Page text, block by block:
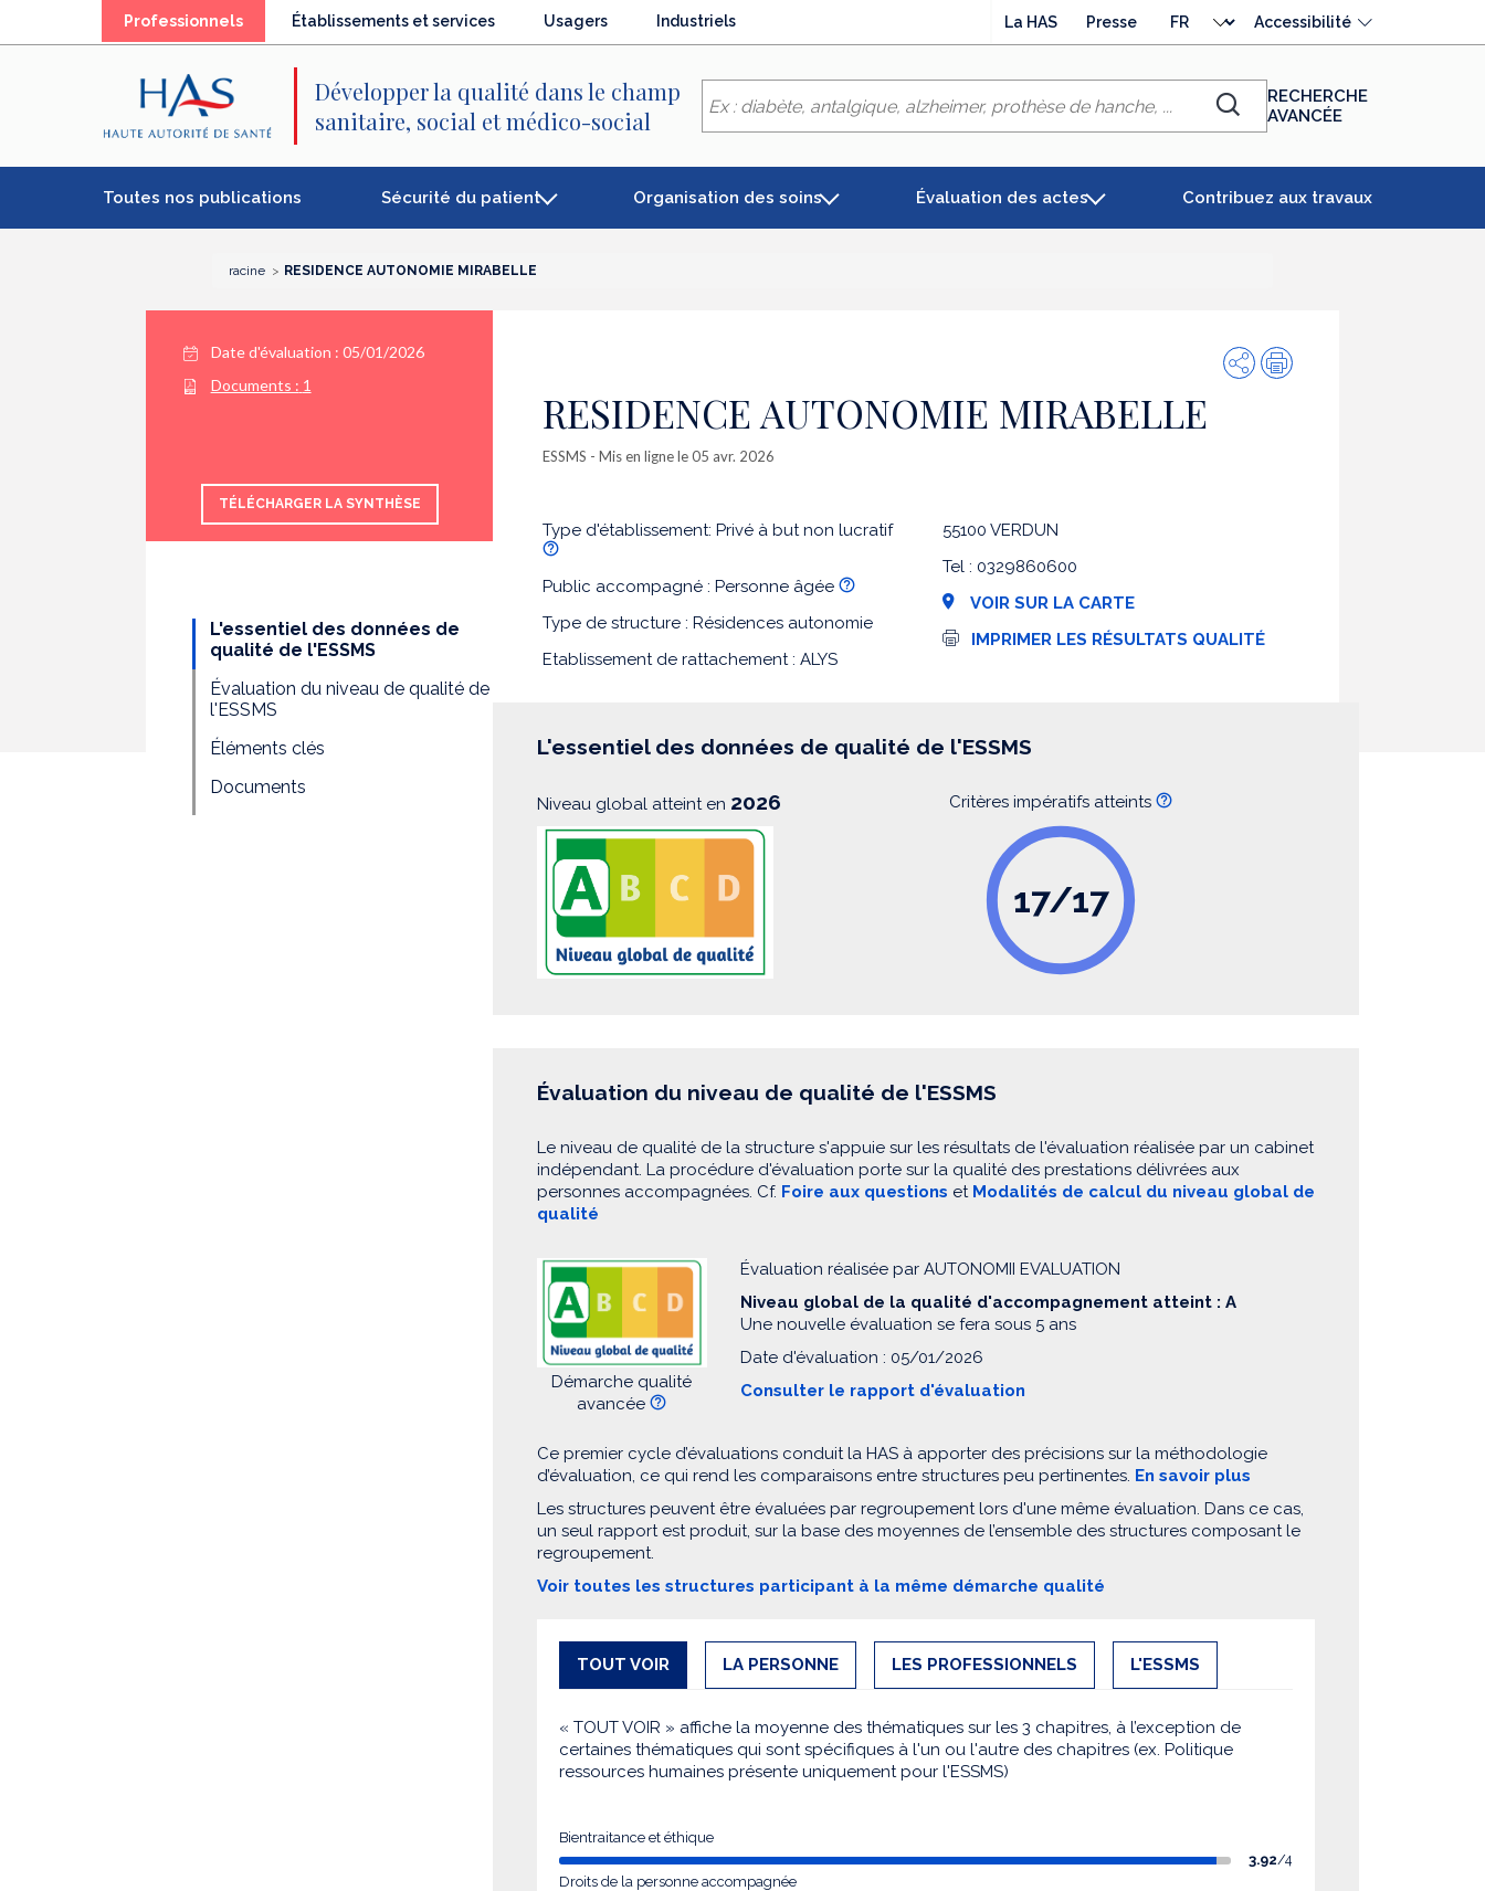
Professionnels Établissements et services Usagers Industriels La HAS Presse
langue
Accessibilité
Développer la qualité dans le champ
sanitaire, social et médico-social
Chercher
RECHERCHE
AVANCÉE
Toutes nos publications Sécurité du patient Organisation des soins Évaluation des actes Contribuez aux travaux
racine RESIDENCE AUTONOMIE MIRABELLE
Date d'évaluation : 05/01/2026
Documents : 1
TÉLÉCHARGER LA SYNTHÈSE
L'essentiel des données de
qualité de l'ESSMS
Évaluation du niveau de qualité de
l'ESSMS
Éléments clés
Documents
PartagerImpression
RESIDENCE AUTONOMIE MIRABELLE
ESSMS - Mis en ligne le 05 avr. 2026
Type d'établissement: Privé à but non lucratif
Public accompagné : Personne âgée
Type de structure : Résidences autonomie
Etablissement de rattachement : ALYS
55100 VERDUN
Tel : 0329860600
VOIR SUR LA CARTE
I
s
IMPRIMER LES RÉSULTATS QUALITÉ
L'essentiel des données de qualité de l'ESSMS
Niveau global atteint en 2026 Critères impératifs atteints
17/17
Évaluation du niveau de qualité de l'ESSMS
Le niveau de qualité de la structure s'appuie sur les résultats de l'évaluation réalisée par un cabinet
indépendant. La procédure d'évaluation porte sur la qualité des prestations délivrées aux
personnes accompagnées. Cf. Foire aux questions et Modalités de calcul du niveau global de
qualité
Démarche qualité
avancée
Évaluation réalisée par AUTONOMII EVALUATION
Niveau global de la qualité d'accompagnement atteint : A
Une nouvelle évaluation se fera sous 5 ans
Date d'évaluation : 05/01/2026
Consulter le rapport d'évaluation
Ce premier cycle d’évaluations conduit la HAS à apporter des précisions sur la méthodologie
d’évaluation, ce qui rend les comparaisons entre structures peu pertinentes. En savoir plus
Les structures peuvent être évaluées par regroupement lors d'une même évaluation. Dans ce cas,
un seul rapport est produit, sur la base des moyennes de l’ensemble des structures composant le
regroupement.
Voir toutes les structures participant à la même démarche qualité
TOUT VOIR LA PERSONNE LES PROFESSIONNELS L'ESSMS
« TOUT VOIR » affiche la moyenne des thématiques sur les 3 chapitres, à l’exception de
certaines thématiques qui sont spécifiques à l'un ou l'autre des chapitres (ex. Politique
ressources humaines présente uniquement pour l'ESSMS)
Bientraitance et éthique
3.92/4
Droits de la personne accompagnée